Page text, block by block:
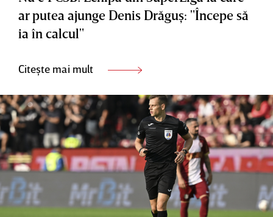
ar putea ajunge Denis Drăguş: "Începe să
ia în calcul"
Citește mai mult